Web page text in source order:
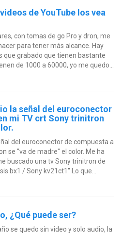
de YouTube los vea
con tomas de go Pro y dron, me
para tener más alcance. Hay
que grabado que tienen bastante
de 1000 a 60000, yo me quedo...
la señal del euroconector
mi TV crt Sony trinitron
del euroconector de compuesta a
se "va de madre" el color. Me ha
buscado una tv Sony trinitron de
bx1 / Sony kv21ct1" Lo que...
¿Qué puede ser?
se quedo sin video y solo audio, la